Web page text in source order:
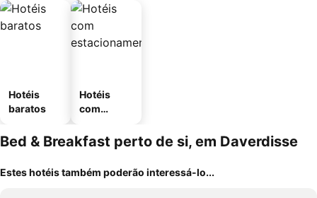
Hotéis
baratos
Hotéis
com
mento
Bed & Breakfast perto de si, em Daverdisse
Estes hotéis também poderão interessá-lo...